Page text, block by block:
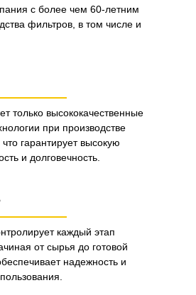
с более чем 60-летним
фильтров, в том числе и
только высококачественные
при производстве
гарантирует высокую
и долговечность.
каждый этап
от сырья до готовой
надежность и